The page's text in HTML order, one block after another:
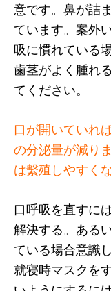
意です。鼻が詰
ています。案外
吸に慣れている
歯茎がよく腫れ
てください。
口が開いていれ
の分泌量が減り
は繫殖しやすく
口呼吸を直すに
解決する。ある
ている場合意識
就寝時マスクを